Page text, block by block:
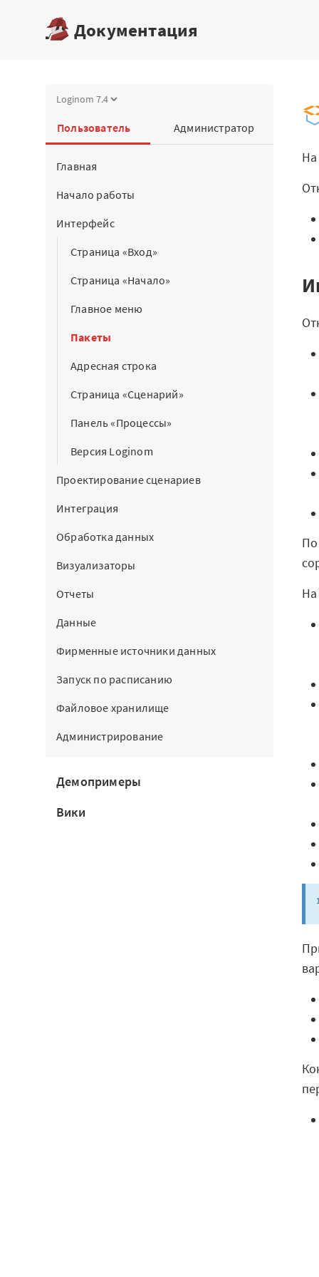
Документация
Платформа
Скачать
AI в экосистеме
Преимущества
Пользователь Администратор
Главная
Начало работы
Интерфейс
Страница «Вход»
Страница «Начало»
Главное меню
Пакеты
Адресная строка
Страница «Сценарий»
Панель «Процессы»
Версия Loginom
Проектирование сценариев
Интеграция
Обработка данных
Визуализаторы
Отчеты
Данные
Фирменные источники данных
Запуск по расписанию
Файловое хранилище
Администрирование
Демопримеры
Вики